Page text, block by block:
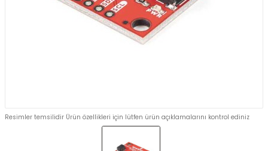
Resimler temsilidir Ürün özellikleri için lütfen ürün açıklamalarını kontrol ediniz